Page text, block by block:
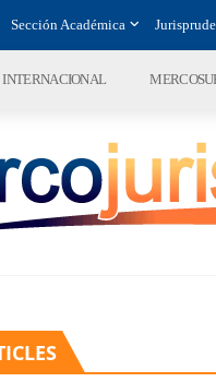
Sección Académica
INTERNACIONAL